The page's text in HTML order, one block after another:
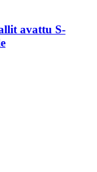
avattu S-